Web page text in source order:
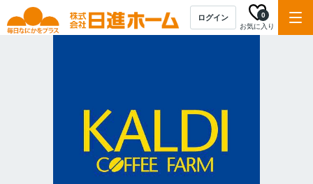
ログイン
お気に入り
0